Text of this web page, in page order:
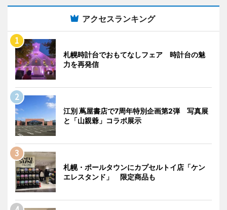
アクセスランキング
札幌時計台でおもてなしフェア 時計台の魅
力を再発信
江別 蔦屋書店で7周年特別企画第2弾 写真展
と「山親爺」コラボ展示
札幌・ポールタウンにカプセルトイ店「ケン
エレスタンド」 限定商品も